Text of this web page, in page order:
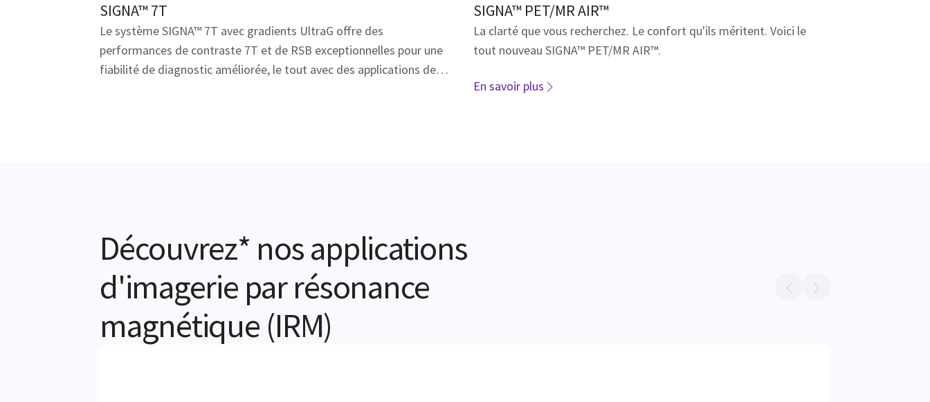
SIGNA™ 7T
Le système SIGNA™ 7T avec gradients UltraG offre des
performances de contraste 7T et de RSB exceptionnelles pour une
fiabilité de diagnostic améliorée, le tout avec des applications de
SIGNA™ PET/MR AIR™
La clarté que vous recherchez. Le confort qu'ils méritent. Voici le
tout nouveau SIGNA™ PET/MR AIR™.
En savoir plus
Découvrez* nos applications
d'imagerie par résonance
magnétique (IRM)